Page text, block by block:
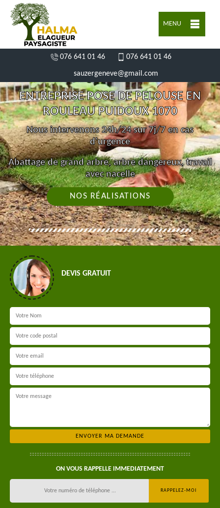
MENU
076 641 01 46 076 641 01 46
sauzergeneve@gmail.com
ENTREPRISE POSE DE PELOUSE EN
ROULEAU PUIDOUX 1070
Nous intervenons 24h/24 sur 7j/7 en cas
d'urgence
Abattage de grand arbre, arbre dangereux, travail
avec nacelle
NOS RÉALISATIONS
DEVIS GRATUIT
ON VOUS RAPPELLE IMMEDIATEMENT